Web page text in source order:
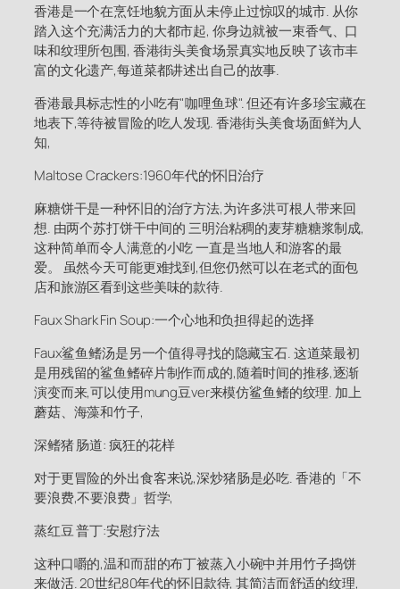
香港是一个在烹饪地貌方面从未停止过惊叹的城市. 从你
踏入这个充满活力的大都市起, 你身边就被一束香气、口
味和纹理所包围, 香港街头美食场景真实地反映了该市丰
富的文化遗产,每道菜都讲述出自己的故事.
香港最具标志性的小吃有"咖哩鱼球". 但还有许多珍宝藏在
地表下,等待被冒险的吃人发现. 香港街头美食场面鲜为人
知,
Maltose Crackers:1960年代的怀旧治疗
麻糖饼干是一种怀旧的治疗方法,为许多洪可根人带来回
想. 由两个苏打饼干中间的 三明治粘稠的麦芽糖糖浆制成,
这种简单而令人满意的小吃 一直是当地人和游客的最
爱。 虽然今天可能更难找到,但您仍然可以在老式的面包
店和旅游区看到这些美味的款待.
Faux Shark Fin Soup:一个心地和负担得起的选择
Faux鲨鱼鳍汤是另一个值得寻找的隐藏宝石. 这道菜最初
是用残留的鲨鱼鳍碎片制作而成的,随着时间的推移,逐渐
演变而来,可以使用mung豆ver来模仿鲨鱼鳍的纹理. 加上
蘑菇、海藻和竹子,
深鳍猪 肠道: 疯狂的花样
对于更冒险的外出食客来说,深炒猪肠是必吃. 香港的「不
要浪费,不要浪费」哲学,
蒸红豆 普丁:安慰疗法
这种口嚼的,温和而甜的布丁被蒸入小碗中并用竹子捣饼
来做活. 20世纪80年代的怀旧款待, 其简洁而舒适的纹理,